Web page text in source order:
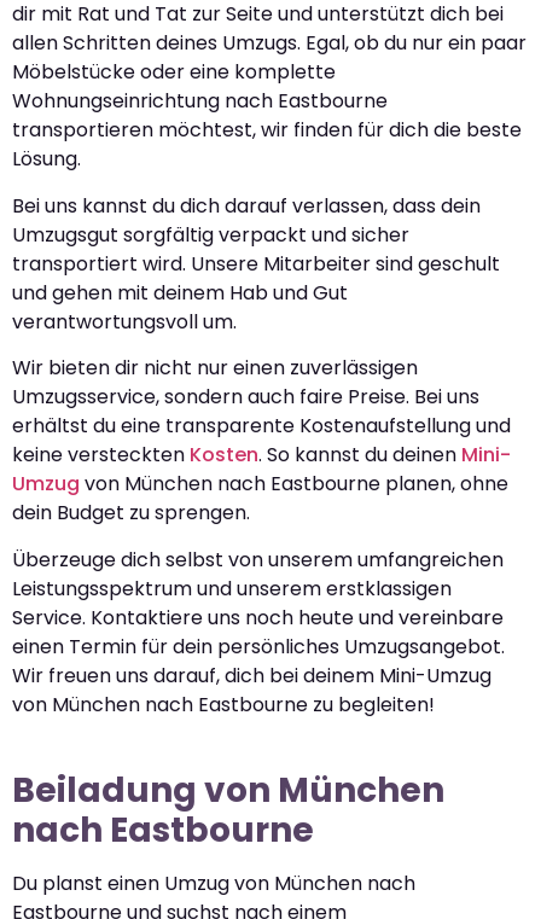
dir mit Rat und Tat zur Seite und unterstützt dich bei
allen Schritten deines Umzugs. Egal, ob du nur ein paar
Möbelstücke oder eine komplette
Wohnungseinrichtung nach Eastbourne
transportieren möchtest, wir finden für dich die beste
Lösung.
Bei uns kannst du dich darauf verlassen, dass dein
Umzugsgut sorgfältig verpackt und sicher
transportiert wird. Unsere Mitarbeiter sind geschult
und gehen mit deinem Hab und Gut
verantwortungsvoll um.
Wir bieten dir nicht nur einen zuverlässigen
Umzugsservice, sondern auch faire Preise. Bei uns
erhältst du eine transparente Kostenaufstellung und
keine versteckten Kosten. So kannst du deinen Mini-
Umzug von München nach Eastbourne planen, ohne
dein Budget zu sprengen.
Überzeuge dich selbst von unserem umfangreichen
Leistungsspektrum und unserem erstklassigen
Service. Kontaktiere uns noch heute und vereinbare
einen Termin für dein persönliches Umzugsangebot.
Wir freuen uns darauf, dich bei deinem Mini-Umzug
von München nach Eastbourne zu begleiten!
Beiladung von München
nach Eastbourne
Du planst einen Umzug von München nach
Eastbourne und suchst nach einem